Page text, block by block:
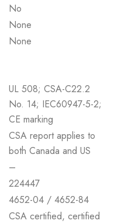
No
None
None
UL 508; CSA-C22.2
No. 14; IEC60947-5-2;
CE marking
CSA report applies to
both Canada and US
–
224447
4652-04 / 4652-84
CSA certified, certified